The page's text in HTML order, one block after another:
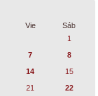
Vie
Sáb
1
7
8
14
15
21
22